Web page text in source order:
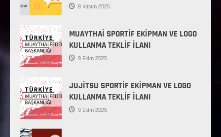
8 Kasım 2025
MUAYTHAİ SPORTİF EKİPMAN VE LOGO
KULLANMA TEKLİF İLANI
9 Ekim 2025
JUJİTSU SPORTİF EKİPMAN VE LOGO
KULLANMA TEKLİF İLANI
9 Ekim 2025